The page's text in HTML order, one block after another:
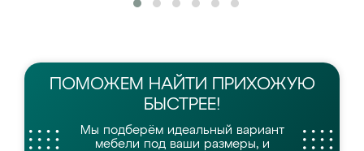
ПОМОЖЕМ НАЙТИ
ПРИХОЖУЮ
БЫСТРЕЕ!
Мы подберём идеальный вариант
мебели под ваши размеры, и